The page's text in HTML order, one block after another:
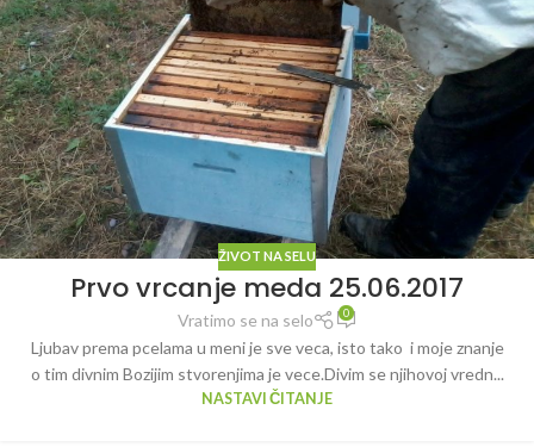
ŽIVOT NA SELU
Prvo vrcanje meda 25.06.2017
Vratimo se na selo 0
Ljubav prema pcelama u meni je sve veca, isto tako i moje znanje
o tim divnim Bozijim stvorenjima je vece.Divim se njihovoj vredn...
NASTAVI ČITANJE